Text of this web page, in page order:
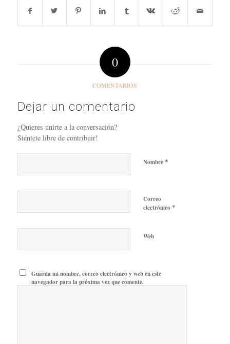
0
COMENTARIOS
Dejar un comentario
¿Quieres unirte a la conversación?
Siéntete libre de contribuir!
Nombre *
Correo
electrónico *
Web
Guarda mi nombre, correo electrónico y web en este
navegador para la próxima vez que comente.